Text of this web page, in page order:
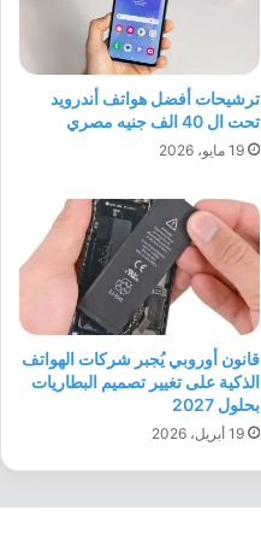
ترشيحات أفضل هواتف أندرويد
تحت ال 40 الف جنيه مصري
19 مايو، 2026
قانون أوروبي يُجبر شركات الهواتف
الذكية على تغيير تصميم البطاريات
بحلول 2027
19 أبريل، 2026